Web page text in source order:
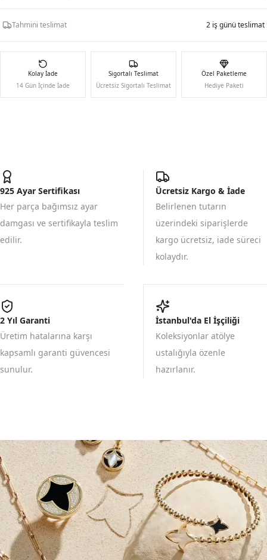
Tahmini teslimat 2 iş günü teslimat
Kolay İade
14 Gün İçinde İade
Sigortalı Teslimat
Ücretsiz Sigortalı Teslimat
Özel Paketleme
Hediye Paketi
925 Ayar Sertifikası
Her parça bağımsız ayar
damgası ve sertifikayla teslim
edilir.
Ücretsiz Kargo & İade
Belirlenen tutarın
üzerindeki siparişlerde
kargo ücretsiz, iade süreci
kolaydır.
2 Yıl Garanti
Üretim hatalarına karşı
kapsamlı garanti güvencesi
sunulur.
İstanbul'da El İşçiliği
Koleksiyonlar atölye
ustalığıyla özenle
hazırlanır.